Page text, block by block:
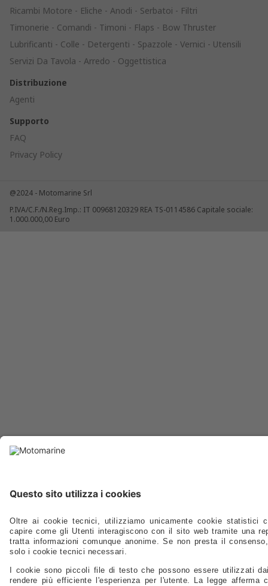
Ricambi Motore - Eliche - Anodi - Serbatoi - Filtri
Timonerie - Comandi - Timoni - Flaps - Bow Thruster
Lubrificanti - Colle - Detergenti - Spazzole - Vernici - Utensili
Servizi Da Tavola - Arredo - Oggettistica
Distribuzione
Agenti
Supporto
FAQ
Privacy Policy
@2024 - Motomarine Srl
P.IVA/C.F./N.Reg.Imp.: IT 00968120329 REA TS-0114586 Capitale sociale:
1.000.000,00 Euro